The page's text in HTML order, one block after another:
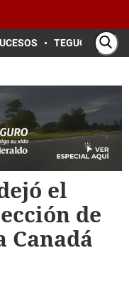
TEGUCIGALPA
el
de
Canadá